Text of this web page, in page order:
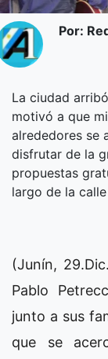
Por:
La ciudad
motivó a que
alrededores se
disfrutar de la
propuestas
largo de la
(Junín,
Pablo
junto a sus
que se